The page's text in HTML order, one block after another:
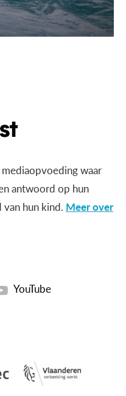
waar
antwoord op hun
hun kind. Meer over
YouTube